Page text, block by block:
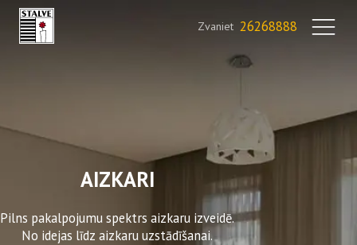
Zvaniet 26268888
AIZKARI
Pilns pakalpojumu spektrs aizkaru izveidē.
No idejas līdz aizkaru uzstādīšanai.